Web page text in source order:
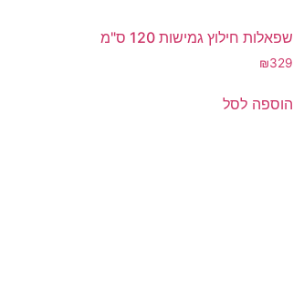
שפאלות חילוץ גמישות 120 ס"מ
₪329
הוספה לסל